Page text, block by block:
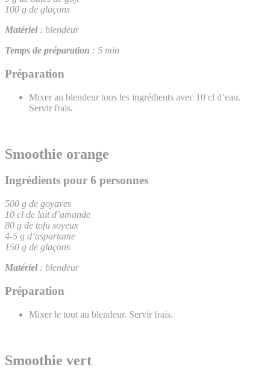
100 g de glaçons
Matériel : blendeur
Temps de préparation : 5 min
Préparation
Mixer au blendeur tous les ingrédients avec 10 cl d’eau.
Servir frais.
Smoothie orange
Ingrédients pour 6 personnes
500 g de goyaves
10 cl de laitd’amande
80 g de tofu soyeux
4-5 g d’aspartame
150 g de glaçons
Matériel : blendeur
Préparation
Mixer le tout au blendeur. Servir frais.
Smoothie vert